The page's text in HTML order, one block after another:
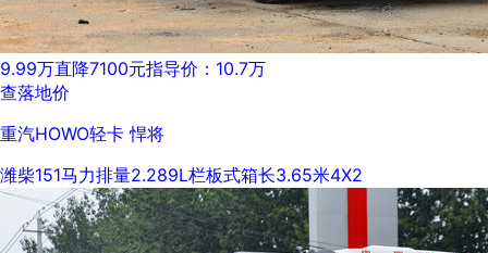
9.99万直降7100元指导价：10.7万
查落地价
重汽HOWO轻卡 悍将
潍柴151马力排量2.289L栏板式箱长3.65米4X2